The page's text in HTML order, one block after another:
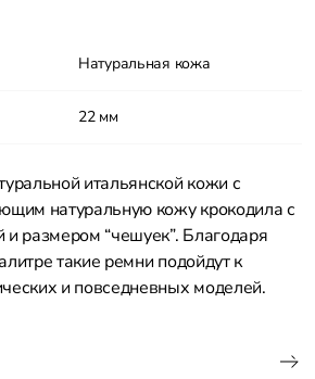
итальянской кожи с
натуральную кожу крокодила с
и размером “чешуек”. Благодаря
такие ремни подойдут к
и повседневных моделей.
Натуральная кожа
22 мм